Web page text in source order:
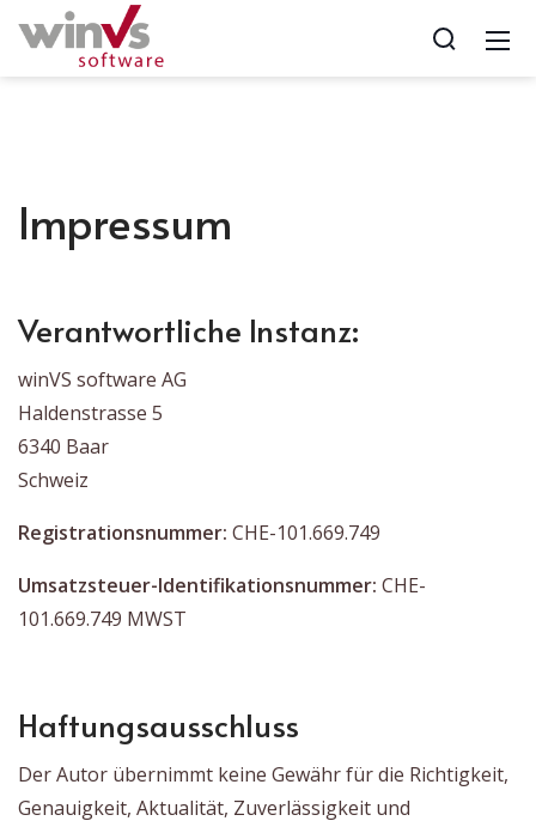
Impressum
Verantwortliche Instanz:
winVS software AG
Haldenstrasse 5
6340 Baar
Schweiz
Registrationsnummer: CHE-101.669.749
Umsatzsteuer-Identifikationsnummer: CHE-
101.669.749 MWST
Haftungsausschluss
Der Autor übernimmt keine Gewähr für die Richtigkeit,
Genauigkeit, Aktualität, Zuverlässigkeit und